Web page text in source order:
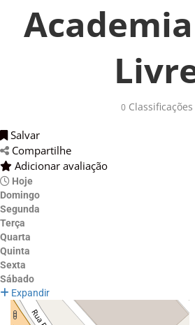
0Classificações
Salvar
Compartilhe
Adicionar avaliação
Hoje
Domingo
Segunda
Terça
Quarta
Quinta
Sexta
Sábado
Expandir